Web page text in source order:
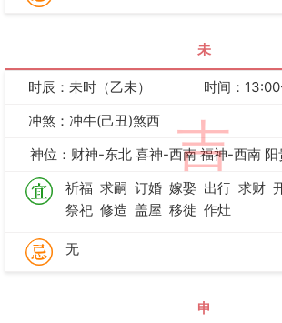
未
吉
时辰：未时（乙未）
时间：
冲煞：冲牛(己丑)煞西
神位：财神-东北 喜神-西南 福神-西南
祈福 求嗣 订婚 嫁娶 出行 求财
祭祀 修造 盖屋 移徙 作灶
无
申